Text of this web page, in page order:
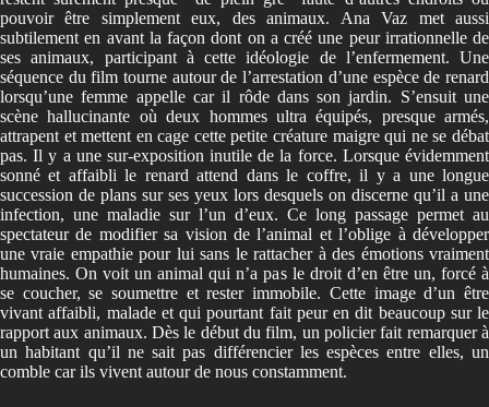
pouvoir être simplement eux, des animaux. Ana Vaz met aussi
subtilement en avant la façon dont on a créé une peur irrationnelle de
ses animaux, participant à cette idéologie de l’enfermement. Une
séquence du film tourne autour de l’arrestation d’une espèce de renard
lorsqu’une femme appelle car il rôde dans son jardin. S’ensuit une
scène hallucinante où deux hommes ultra équipés, presque armés,
attrapent et mettent en cage cette petite créature maigre qui ne se débat
pas. Il y a une sur-exposition inutile de la force. Lorsque évidemment
sonné et affaibli le renard attend dans le coffre, il y a une longue
succession de plans sur ses yeux lors desquels on discerne qu’il a une
infection, une maladie sur l’un d’eux. Ce long passage permet au
spectateur de modifier sa vision de l’animal et l’oblige à développer
une vraie empathie pour lui sans le rattacher à des émotions vraiment
humaines. On voit un animal qui n’a pas le droit d’en être un, forcé à
se coucher, se soumettre et rester immobile. Cette image d’un être
vivant affaibli, malade et qui pourtant fait peur en dit beaucoup sur le
rapport aux animaux. Dès le début du film, un policier fait remarquer à
un habitant qu’il ne sait pas différencier les espèces entre elles, un
comble car ils vivent autour de nous constamment.